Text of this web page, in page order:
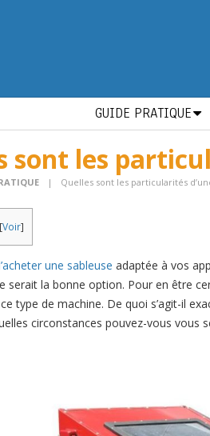
GUIDE PRATIQUE
sont les
| Quelles sont les particularités
[Voir]
une sableuse adaptée à vos
serait la bonne option. Pour en être
type de machine. De quoi s’agit-il
circonstances pouvez-vous vous